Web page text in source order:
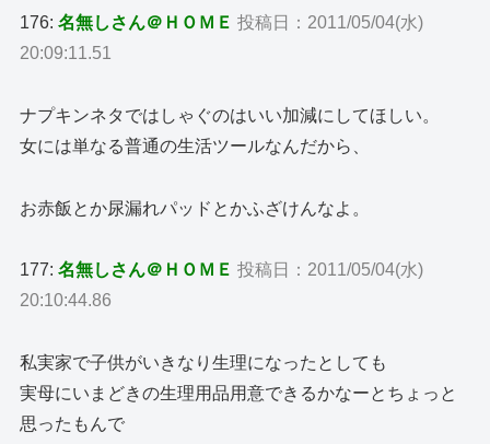
176:名無しさん＠ＨＯＭＥ 投稿日：2011/05/04(水)
20:09:11.51
ナプキンネタではしゃぐのはいい加減にしてほしい。
女には単なる普通の生活ツールなんだから、
お赤飯とか尿漏れパッドとかふざけんなよ。
177:名無しさん＠ＨＯＭＥ 投稿日：2011/05/04(水)
20:10:44.86
私実家で子供がいきなり生理になったとしても
実母にいまどきの生理用品用意できるかなーとちょっと
思ったもんで